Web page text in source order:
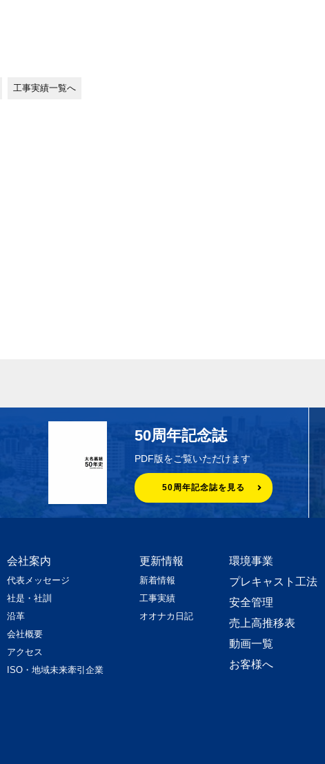
工事実績一覧へ
50周年記念誌
PDF版をご覧いただけます
50周年記念誌を見る
会社案内
代表メッセージ
社是・社訓
沿革
会社概要
アクセス
ISO・地域未来牽引企業
更新情報
新着情報
工事実績
オオナカ日記
環境事業
プレキャスト工法
安全管理
売上高推移表
動画一覧
お客様へ